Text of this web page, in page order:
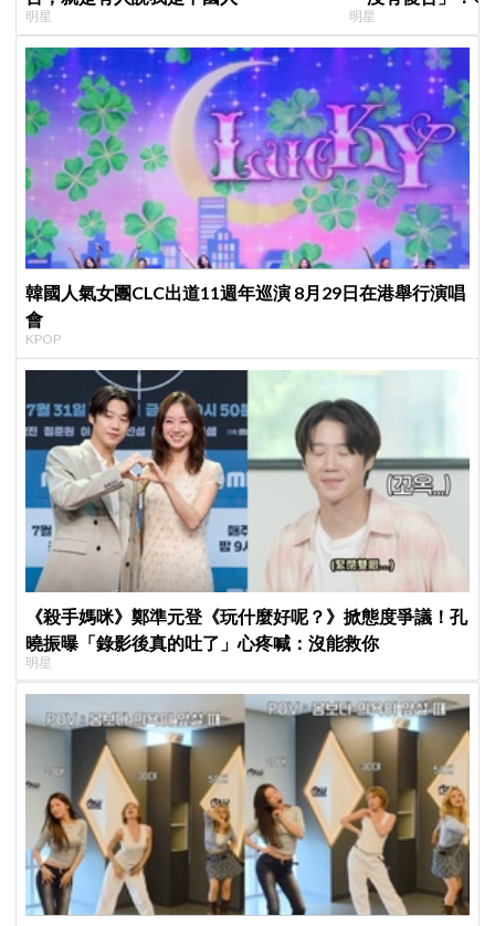
明星
力爆表，曾因惡評
明星
韓國人氣女團CLC出道11週年巡演 8月29日在港舉行演唱
會
KPOP
《殺手媽咪》鄭準元登《玩什麼好呢？》掀態度爭議！孔
曉振曝「錄影後真的吐了」心疼喊：沒能救你
明星